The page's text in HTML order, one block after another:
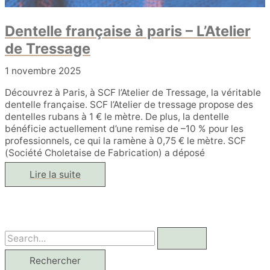
Dentelle française à paris – L’Atelier
de Tressage
1 novembre 2025
Découvrez à Paris, à SCF l’Atelier de Tressage, la véritable
dentelle française. SCF l’Atelier de tressage propose des
dentelles rubans à 1 € le mètre. De plus, la dentelle
bénéficie actuellement d’une remise de –10 % pour les
professionnels, ce qui la ramène à 0,75 € le mètre. SCF
(Société Choletaise de Fabrication) a déposé
Dentelle
française
à
Tressage
Lire la suite
R